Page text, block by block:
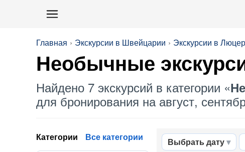
Главная Экскурсии в Швейцарии Экскурсии в
Необычные
Найдено 7 экскурсий в категории «
для бронирования на август,
Выбрать дату
Категории Все категории